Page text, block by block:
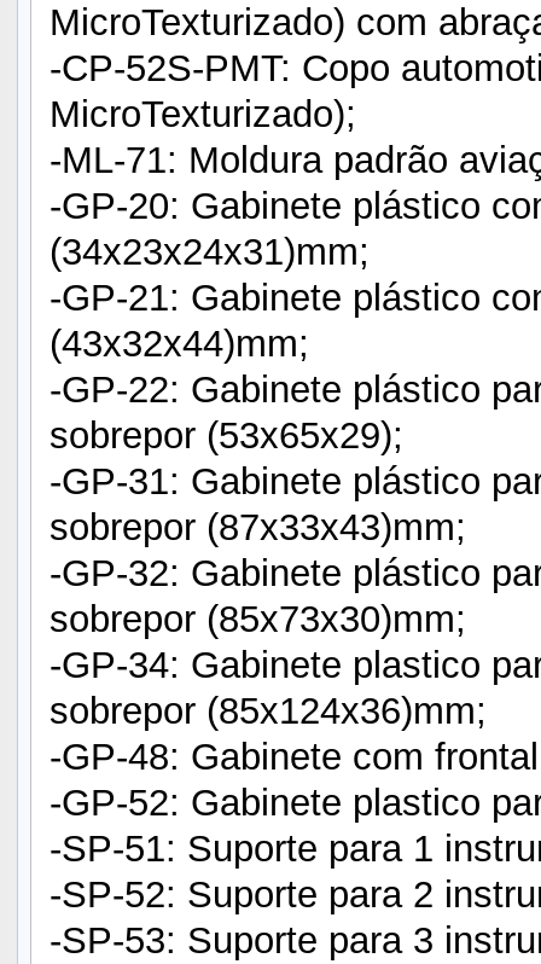
MicroTexturizado) com
-CP-52S-PMT: Copo
MicroTexturizado);
-ML-71: Moldura padrão
-GP-20: Gabinete plástico
(34x23x24x31)mm;
-GP-21: Gabinete plástico
(43x32x44)mm;
-GP-22: Gabinete plástico
sobrepor (53x65x29);
-GP-31: Gabinete plástico
sobrepor (87x33x43)mm;
-GP-32: Gabinete plástico
sobrepor (85x73x30)mm;
-GP-34: Gabinete plastico
sobrepor (85x124x36)mm;
-GP-48: Gabinete com
-GP-52: Gabinete plastico
-SP-51: Suporte para 1
-SP-52: Suporte para 2
-SP-53: Suporte para 3